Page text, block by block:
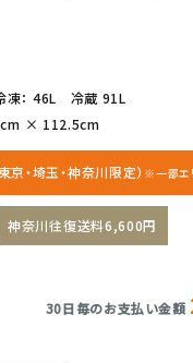
凍： 46L 冷蔵 91L
× 112.5cm
・埼玉・神奈川限定） ※一部エ
神奈川往復送料6,600円
30日毎のお支払い金額